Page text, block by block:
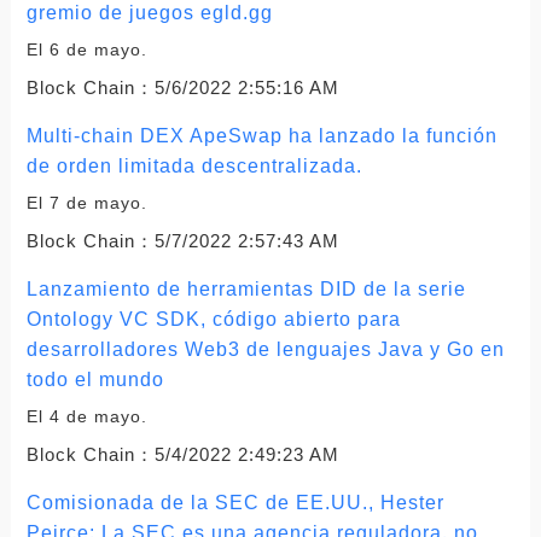
gremio de juegos egld.gg
El 6 de mayo.
Block Chain： 5/6/2022 2:55:16 AM
Multi-chain DEX ApeSwap ha lanzado la función
de orden limitada descentralizada.
El 7 de mayo.
Block Chain： 5/7/2022 2:57:43 AM
Lanzamiento de herramientas DID de la serie
Ontology VC SDK, código abierto para
desarrolladores Web3 de lenguajes Java y Go en
todo el mundo
El 4 de mayo.
Block Chain： 5/4/2022 2:49:23 AM
Comisionada de la SEC de EE.UU., Hester
Peirce: La SEC es una agencia reguladora, no